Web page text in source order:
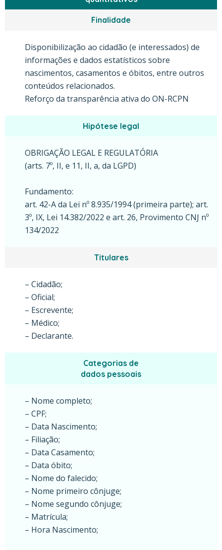
Finalidade
Disponibilização ao cidadão (e interessados) de
informações e dados estatísticos sobre
nascimentos, casamentos e óbitos, entre outros
conteúdos relacionados.
Reforço da transparência ativa do ON-RCPN
Hipótese legal
OBRIGAÇÃO LEGAL E REGULATÓRIA
(arts. 7º, II, e 11, II, a, da LGPD)
Fundamento:
art. 42-A da Lei nº 8.935/1994 (primeira parte); art.
3º, IX, Lei 14.382/2022 e art. 26, Provimento CNJ nº
134/2022
Titulares
– Cidadão;
– Oficial;
– Escrevente;
– Médico;
– Declarante.
Categorias de
dados pessoais
– Nome completo;
– CPF;
– Data Nascimento;
– Filiação;
– Data Casamento;
– Data óbito;
– Nome do falecido;
– Nome primeiro cônjuge;
– Nome segundo cônjuge;
– Matrícula;
– Hora Nascimento;